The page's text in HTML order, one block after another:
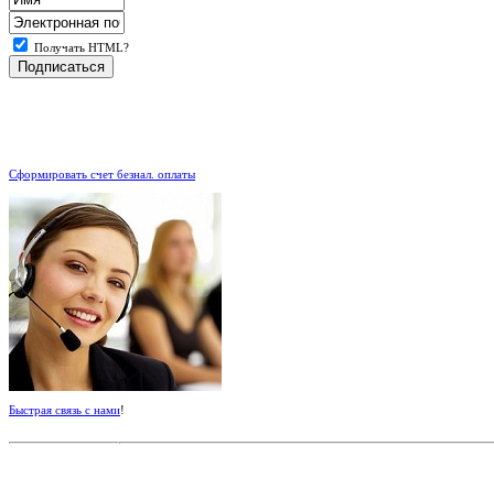
Получать HTML?
Сформировать счет безнал. оплаты
Быстрая связь с нами!